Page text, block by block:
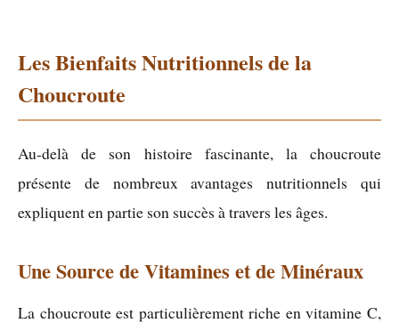
Les Bienfaits Nutritionnels de la
Choucroute
Au-delà de son histoire fascinante, la choucroute
présente de nombreux avantages nutritionnels qui
expliquent en partie son succès à travers les âges.
Une Source de Vitamines et de Minéraux
La choucroute est particulièrement riche en vitamine C,